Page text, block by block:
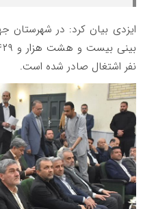
نفر اشتغال صادر شده است.